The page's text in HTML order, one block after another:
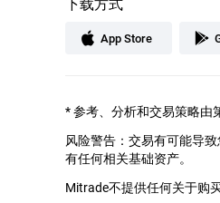
App Store
*参考、分析和交易策略由
风险警告：交易有可能导
有任何相关基础资产。
Mitrade不提供任何关于购